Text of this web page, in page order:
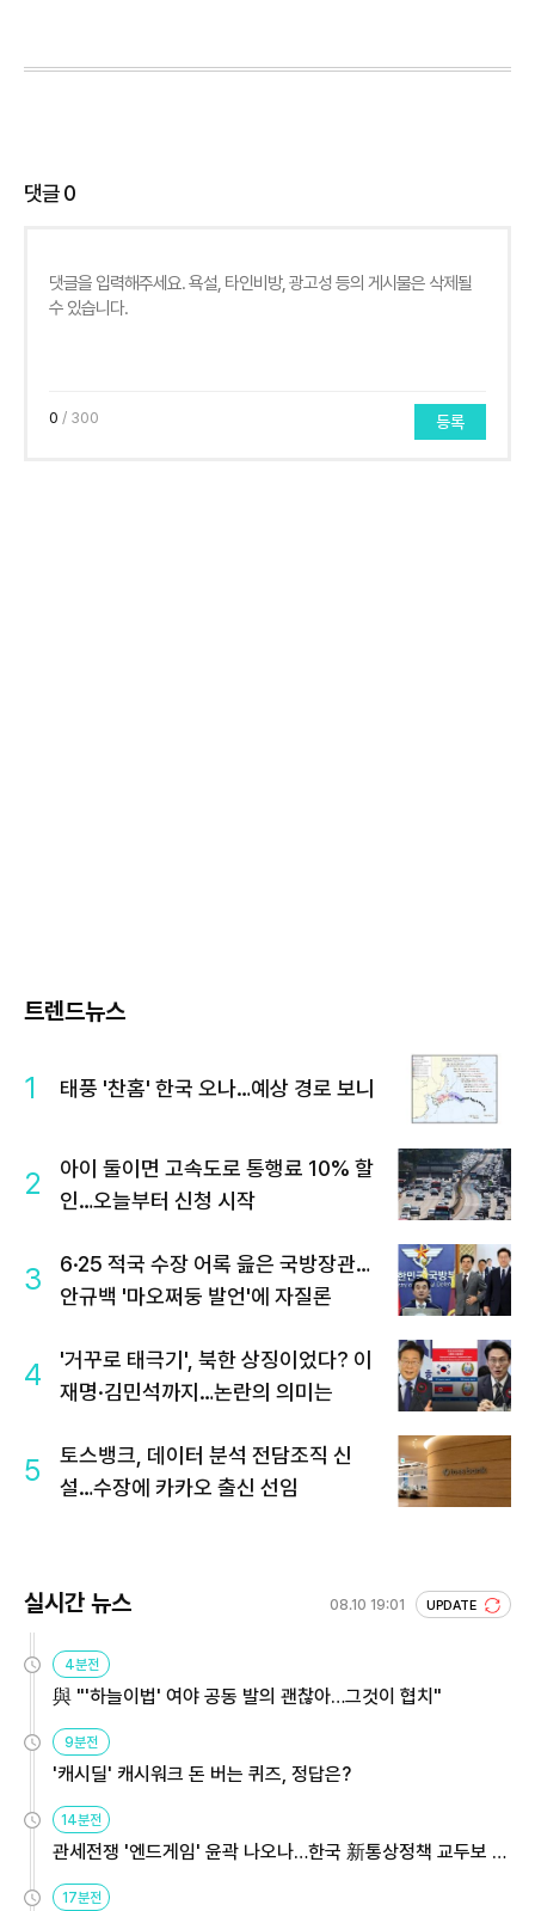
댓글0
0 / 300 등록
트렌드뉴스
1 태풍 '찬홈' 한국 오나…예상 경로 보니
2
아이 둘이면 고속도로 통행료 10% 할
인…오늘부터 신청 시작
3
6·25 적국 수장 어록 읊은 국방장관…
안규백 '마오쩌둥 발언'에 자질론
4
'거꾸로 태극기', 북한 상징이었다? 이
재명·김민석까지…논란의 의미는
5
토스뱅크, 데이터 분석 전담조직 신
설…수장에 카카오 출신 선임
실시간 뉴스 08.10 19:01 UPDATE
4분전
與 "'하늘이법' 여야 공동 발의 괜찮아…그것이 협치"
9분전
'캐시딜' 캐시워크 돈 버는 퀴즈, 정답은?
14분전
관세전쟁 '엔드게임' 윤곽 나오나…한국 新통상정책 교두보 활
17분전